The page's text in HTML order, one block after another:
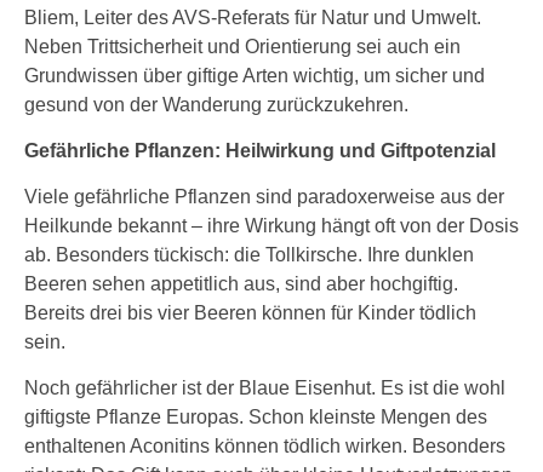
Bliem, Leiter des AVS-Referats für Natur und Umwelt.
Neben Trittsicherheit und Orientierung sei auch ein
Grundwissen über giftige Arten wichtig, um sicher und
gesund von der Wanderung zurückzukehren.
Gefährliche Pflanzen: Heilwirkung und Giftpotenzial
Viele gefährliche Pflanzen sind paradoxerweise aus der
Heilkunde bekannt – ihre Wirkung hängt oft von der Dosis
ab. Besonders tückisch: die Tollkirsche. Ihre dunklen
Beeren sehen appetitlich aus, sind aber hochgiftig.
Bereits drei bis vier Beeren können für Kinder tödlich
sein.
Noch gefährlicher ist der Blaue Eisenhut. Es ist die wohl
giftigste Pflanze Europas. Schon kleinste Mengen des
enthaltenen Aconitins können tödlich wirken. Besonders